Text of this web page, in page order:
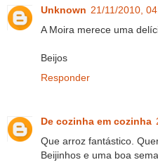
Unknown 21/11/2010,
A Moira merece uma
Beijos
Responder
De cozinha em cozinha
Que arroz fantástico.
Beijinhos e uma boa